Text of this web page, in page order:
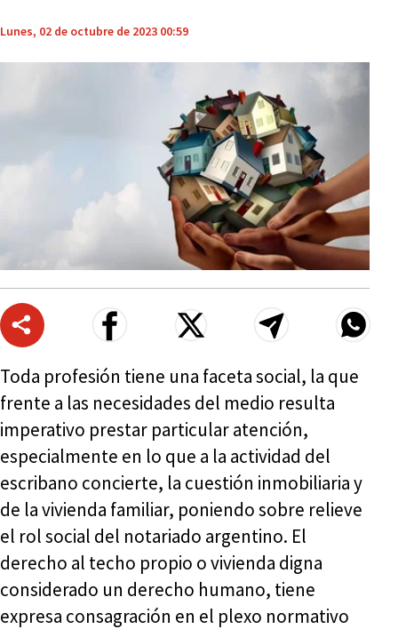
Lunes, 02 de octubre de 2023 00:59
Toda profesión tiene una faceta social, la que
frente a las necesidades del medio resulta
imperativo prestar particular atención,
especialmente en lo que a la actividad del
escribano concierte, la cuestión inmobiliaria y
de la vivienda familiar, poniendo sobre relieve
el rol social del notariado argentino. El
derecho al techo propio o vivienda digna
considerado un derecho humano, tiene
expresa consagración en el plexo normativo